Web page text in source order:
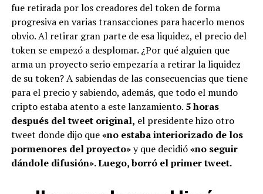
fue retirada por los creadores del token de forma
progresiva en varias transacciones para hacerlo menos
obvio. Al retirar gran parte de esa liquidez, el precio del
token se empezó a desplomar. ¿Por qué alguien que
arma un proyecto serio empezaría a retirar la liquidez
de su token? A sabiendas de las consecuencias que tiene
para el precio y sabiendo, además, que todo el mundo
cripto estaba atento a este lanzamiento. 5 horas
después del tweet original, el presidente hizo otro
tweet donde dijo que«no estaba interiorizado de los
pormenores del proyecto»y que decidió«no seguir
dándole difusión». Luego, borró el primer tweet.